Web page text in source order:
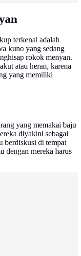
terkenal adalah
kuno yang sedang
rokok menyan.
atau heran, karena
yang memiliki
yang memakai baju
diyakini sebagai
berdiskusi di tempat
dengan mereka harus